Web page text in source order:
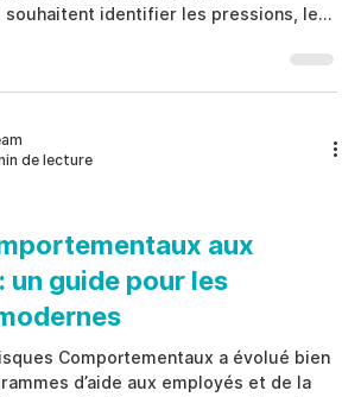
souhaitent identifier les pressions, les
avant qu’un incident ne
de s’appuyer sur une surveillance
Comportemental Proactif repose sur
des processus d’escalade
de lecture
aux
un guide pour les
Comportementaux a évolué bien
d’aide aux employés et de la